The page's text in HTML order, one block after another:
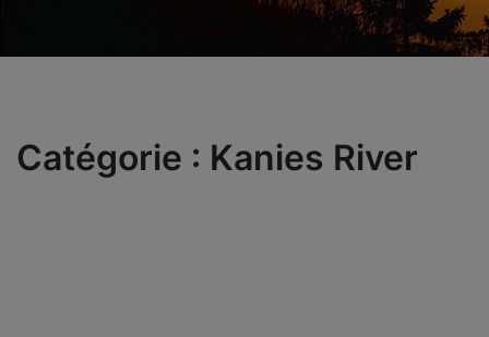
Catégorie : Kanies River